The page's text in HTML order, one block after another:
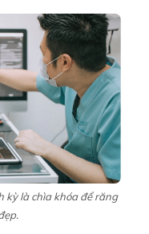
kỳ là chìa khóa để răng